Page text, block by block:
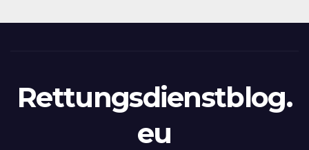
Rettungsdienstblog.
eu